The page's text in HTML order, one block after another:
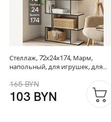
Стеллаж, 72х24х174, Марм,
напольный, для игрушек, для
165 BYN
103 BYN